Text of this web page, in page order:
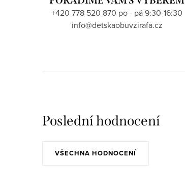
+420 778 520 870 po - pá 9:30-16:30
info@detskaobuvzirafa.cz
Poslední hodnocení
VŠECHNA HODNOCENÍ